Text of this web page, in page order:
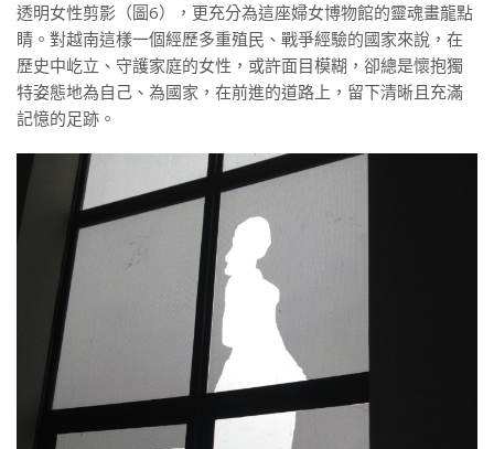
透明女性剪影（圖6），更充分為這座婦女博物館的靈魂畫龍點
睛。對越南這樣一個經歷多重殖民、戰爭經驗的國家來說，在
歷史中屹立、守護家庭的女性，或許面目模糊，卻總是懷抱獨
特姿態地為自己、為國家，在前進的道路上，留下清晰且充滿
記憶的足跡。